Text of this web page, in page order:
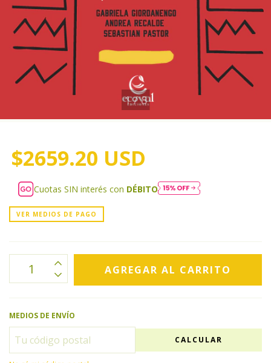
1/8
$2659.20 USD
Cuotas SIN interés con DÉBITO
VER MEDIOS DE PAGO
MEDIOS DE ENVÍO
CALCULAR